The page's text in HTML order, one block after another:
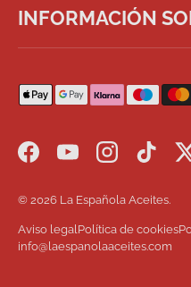
INFORMACIÓN
Formas de pago
FacebookYouTubeInstagram
TikTok
© 2026 La Española Aceites.
Aviso legalPolítica de cookies
info@laespanolaaceites.com